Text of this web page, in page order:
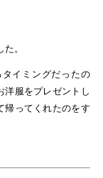
。
イミングだったの
洋服をプレゼントし
帰ってくれたのをす